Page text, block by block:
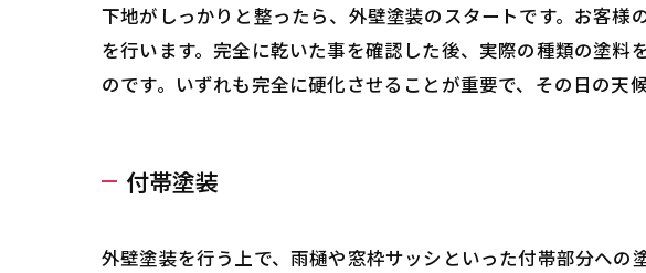
下地がしっかりと整ったら、外壁塗装のスタートです。お客
を行います。完全に乾いた事を確認した後、実際の種類の塗
のです。いずれも完全に硬化させることが重要で、その日の天
付帯塗装
外壁塗装を行う上で、雨樋や窓枠サッシといった付帯部分へ